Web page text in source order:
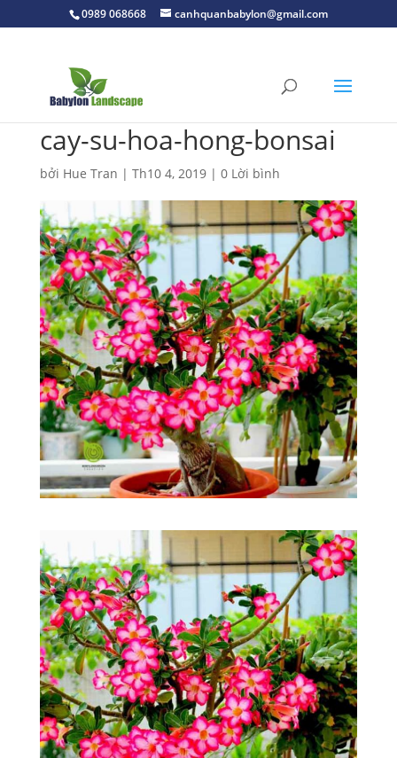
0989 068668 canhquanbabylon@gmail.com
cay-su-hoa-hong-bonsai
bởi Hue Tran | Th10 4, 2019| 0 Lời bình